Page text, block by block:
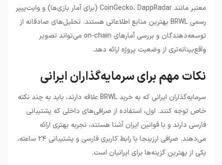
معتبر مانند CoinGecko، DappRadar (برای آمار بازی‌ها) و وایت‌پیپر
رسمی BRWL بهترین منابع اطلاعاتی هستند. تحلیل‌های صادقانه از
توسعه‌دهندگان و بررسی آمارهای on-chain می‌تواند تصویر
واقع‌بینانه‌تری از وضعیت پروژه ارائه دهد.
نکات مهم برای سرمایه‌گذاران ایرانی
سرمایه‌گذاران ایرانی که به خرید BRWL علاقه دارند، باید به چند نکته
خاص توجه کنند. اول، استفاده از صرافی‌های داخلی که پشتیبانی
فارسی دارند و با قوانین ایران آشنا هستند، تجربه بهتری ارائه
می‌دهند. صرافی ارزینجا با رابط کاربری فارسی و پشتیبانی ۲۴ ساعته،
یکی از بهترین گزینه‌ها برای ایرانیان است.